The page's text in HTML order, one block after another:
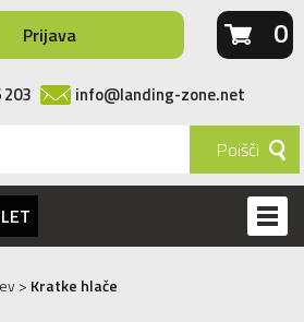
203 info@landing-zone.net
Prijava
Poišči
0
> Kratke hlače